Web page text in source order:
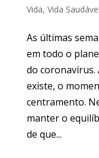
Vida, Vida Saudável
As últimas
em todo o
do coronavírus.
existe, o
centramento.
manter o
de que...